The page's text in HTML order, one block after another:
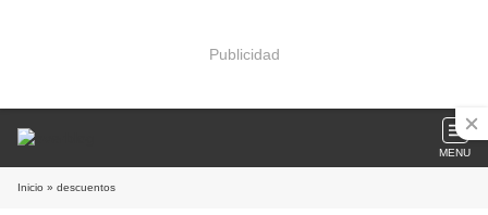
Publicidad
MENU
Inicio » descuentos